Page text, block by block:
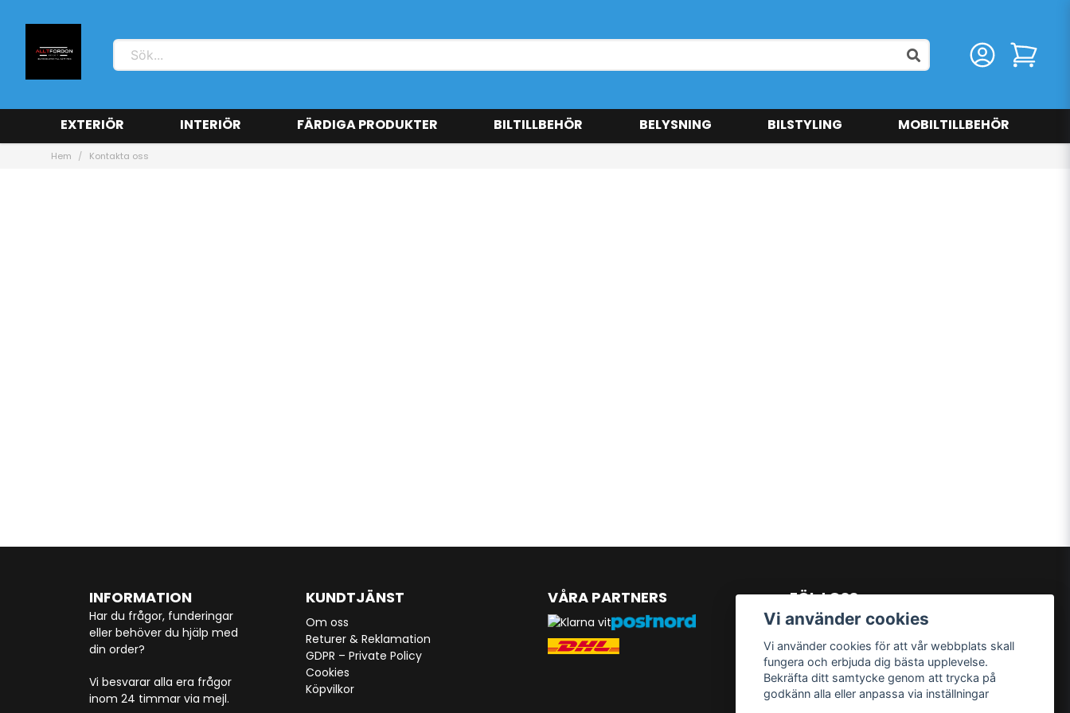
EXTERIÖR INTERIÖR FÄRDIGA PRODUKTER BILTILLBEHÖR BELYSNING BILSTYLING MOBILTILLBEHÖR
Hem Kontakta oss
INFORMATION
Har du frågor, funderingar
eller behöver du hjälp med
din order?
Vi besvarar alla era frågor
inom 24 timmar via mejl.
KUNDTJÄNST
Om oss
Returer & Reklamation
GDPR – Private Policy
Cookies
Köpvilkor
VÅRA PARTNERS FÖLJ OSS
Facebook
Instagram
TikTok
Vi använder cookies
Vi använder cookies för att vår webbplats skall
fungera och erbjuda dig bästa upplevelse.
Bekräfta ditt samtycke genom att trycka på
godkänn alla eller anpassa via inställningar